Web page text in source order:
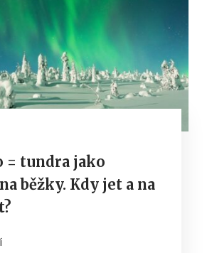
= tundra jako
běžky. Kdy jet a na